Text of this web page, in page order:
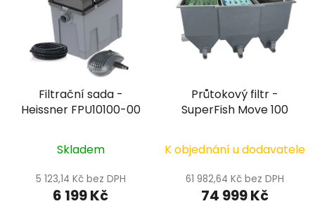
Filtrační sada -
Heissner FPU10100-00
Skladem
5 123,14 Kč bez DPH
6 199 Kč
Průtokový filtr -
SuperFish Move 100
K objednání u dodavatele
61 982,64 Kč bez DPH
74 999 Kč